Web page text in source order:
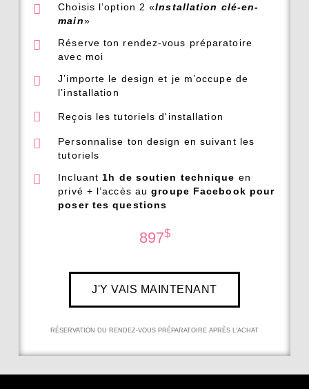
Choisis l’option 2 «Installation clé-en-
main»
Réserve ton rendez-vous préparatoire
avec moi
J’importe le design et je m’occupe de
l’installation
Reçois les tutoriels d'installation
Personnalise ton design en suivant les
tutoriels
Incluant 1h de soutien technique en
privé + l’accès augroupe Facebook pour
poser tes questions
897$
J'Y VAIS MAINTENANT
RÉSERVATION DU RENDEZ-VOUS PRÉPARATOIRE APRÈS L’ACHAT